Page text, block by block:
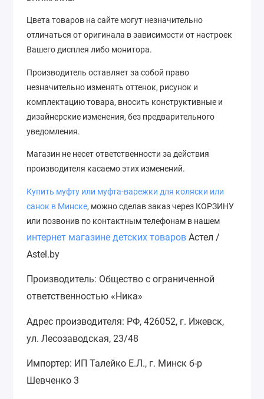
Цвета товаров на сайте могут незначительно
отличаться от оригинала в зависимости от настроек
Вашего дисплея либо монитора.
Производитель оставляет за собой право
незначительно изменять оттенок, рисунок и
комплектацию товара, вносить конструктивные и
дизайнерские изменения, без предварительного
уведомления.
Магазин не несет ответственности за действия
производителя касаемо этих изменений.
Купить муфту или муфта-варежки для коляски или
санок в Минске, можно сделав заказ через КОРЗИНУ
или позвонив по контактным телефонам в нашем
интернет магазине детских товаров Астел /
Astel.by
Производитель: Общество с ограниченной
ответственностью «Ника»
Адрес производителя: РФ, 426052, г. Ижевск,
ул. Лесозаводская, 23/48
Импортер: ИП Талейко Е.Л., г. Минск б-р
Шевченко 3